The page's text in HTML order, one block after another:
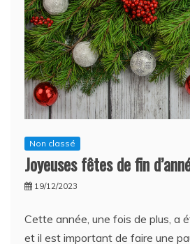
explications….
Non classé
Joyeuses fêtes de fin
19/12/2023
Cette année, une fois de plus, a
et il est important de faire une